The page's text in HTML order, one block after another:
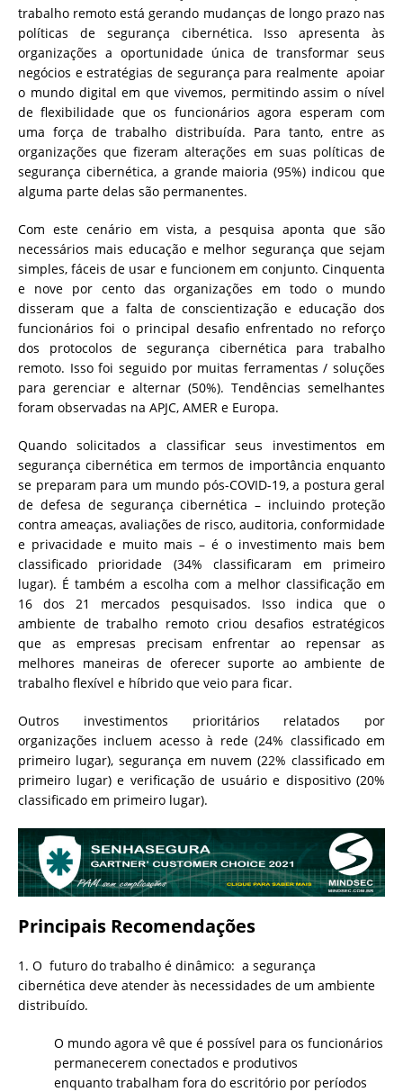
trabalho remoto está gerando mudanças de longo prazo nas
políticas de segurança cibernética. Isso apresenta às
organizações a oportunidade única de transformar seus
negócios e estratégias de segurança para realmente apoiar
o mundo digital em que vivemos, permitindo assim o nível
de flexibilidade que os funcionários agora esperam com
uma força de trabalho distribuída. Para tanto, entre as
organizações que fizeram alterações em suas políticas de
segurança cibernética, a grande maioria (95%) indicou que
alguma parte delas são permanentes.
Com este cenário em vista, a pesquisa aponta que são
necessários mais educação e melhor segurança que sejam
simples, fáceis de usar e funcionem em conjunto. Cinquenta
e nove por cento das organizações em todo o mundo
disseram que a falta de conscientização e educação dos
funcionários foi o principal desafio enfrentado no reforço
dos protocolos de segurança cibernética para trabalho
remoto. Isso foi seguido por muitas ferramentas / soluções
para gerenciar e alternar (50%). Tendências semelhantes
foram observadas na APJC, AMER e Europa.
Quando solicitados a classificar seus investimentos em
segurança cibernética em termos de importância enquanto
se preparam para um mundo pós-COVID-19, a postura geral
de defesa de segurança cibernética – incluindo proteção
contra ameaças, avaliações de risco, auditoria, conformidade
e privacidade e muito mais – é o investimento mais bem
classificado prioridade (34% classificaram em primeiro
lugar). É também a escolha com a melhor classificação em
16 dos 21 mercados pesquisados. Isso indica que o
ambiente de trabalho remoto criou desafios estratégicos
que as empresas precisam enfrentar ao repensar as
melhores maneiras de oferecer suporte ao ambiente de
trabalho flexível e híbrido que veio para ficar.
Outros investimentos prioritários relatados por
organizações incluem acesso à rede (24% classificado em
primeiro lugar), segurança em nuvem (22% classificado em
primeiro lugar) e verificação de usuário e dispositivo (20%
classificado em primeiro lugar).
Principais Recomendações
1. O futuro do trabalho é dinâmico: a segurança
cibernética deve atender às necessidades de um ambiente
distribuído.
O mundo agora vê que é possível para os funcionários
permanecerem conectados e produtivos
enquanto trabalham fora do escritório por períodos